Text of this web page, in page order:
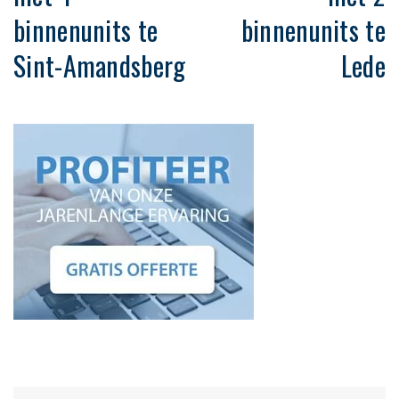
binnenunits te
Sint-Amandsberg
binnenunits te
Lede